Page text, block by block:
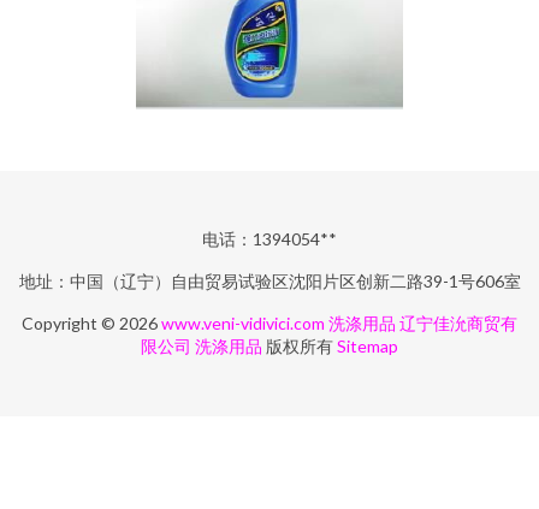
电话：1394054**
地址：中国（辽宁）自由贸易试验区沈阳片区创新二路39-1号606室
Copyright © 2026www.veni-vidivici.com 洗涤用品 辽宁佳沇商贸有
限公司 洗涤用品 版权所有Sitemap